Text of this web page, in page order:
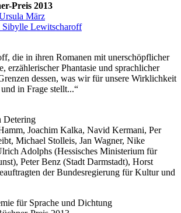
Preis 2013
März
Sibylle Lewitscharoff
die in ihren Romanen mit unerschöpflicher
erzählerischer Phantasie und sprachlicher
dessen, was wir für unsere Wirklichkeit
in Frage stellt...
Detering
Joachim Kalka, Navid Kermani, Per
Michael Stolleis, Jan Wagner, Nike
Adolphs (Hessisches Ministerium für
Peter Benz (Stadt Darmstadt), Horst
der Bundesregierung für Kultur und
für Sprache und Dichtung